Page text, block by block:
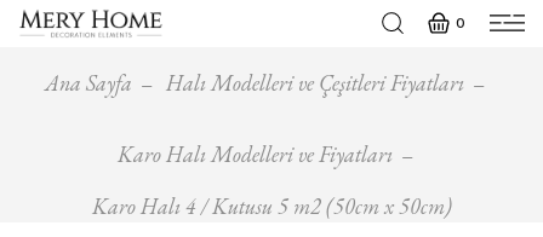
0
Ana Sayfa Halı Modelleri ve Çeşitleri Fiyatları
Karo Halı Modelleri ve Fiyatları
Karo Halı 4 / Kutusu 5 m2 (50cm x 50cm)